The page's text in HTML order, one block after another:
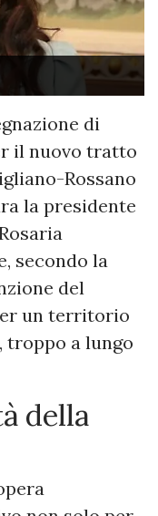
di
il nuovo tratto
Rossano
la presidente
secondo la
del
un territorio
troppo a lungo
della